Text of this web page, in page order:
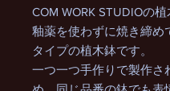
COM WORK STUDIOの植
釉薬を使わずに焼き締め
タイプの植木鉢です。
一つ一つ手作りで製作さ